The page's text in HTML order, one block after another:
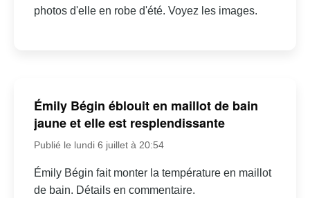
photos d'elle en robe d'été. Voyez les images.
Émily Bégin éblouit en maillot de bain
jaune et elle est resplendissante
Publié le lundi 6 juillet à 20:54
Émily Bégin fait monter la température en maillot
de bain. Détails en commentaire.